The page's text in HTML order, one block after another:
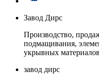
Завод Дирс
Производство,
подмащивания,
укрывных материалов
завод дирс